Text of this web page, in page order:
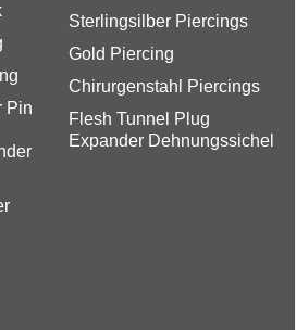
Pin
Sterlingsilber Piercings
Gold Piercing
Chirurgenstahl Piercings
Flesh Tunnel Plug
Expander Dehnungssichel